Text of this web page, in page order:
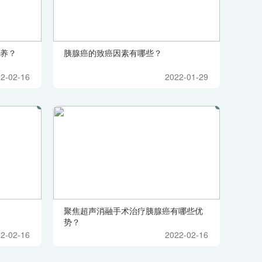
？
02-16
胰腺癌的致癌因素有哪些？
2022-01-29
02-16
聚焦超声消融手术治疗胰腺癌有哪些优
势？
2022-02-16